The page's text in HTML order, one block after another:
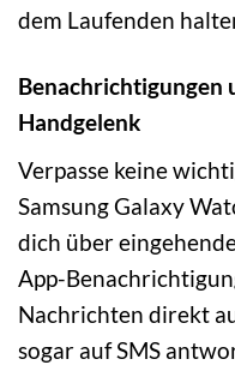
dem Laufenden
Benachrichtigungen
Handgelenk
Verpasse keine
Samsung Galaxy
dich über
App-
Nachrichten direkt
sogar auf SMS